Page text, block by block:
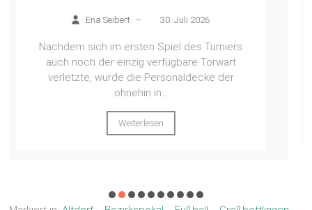
mehr gesehen: Beim Treffen ehemaliger
Spieler, Trainer und Funktionäre der
Fußballabteilung des...
Weiterlesen